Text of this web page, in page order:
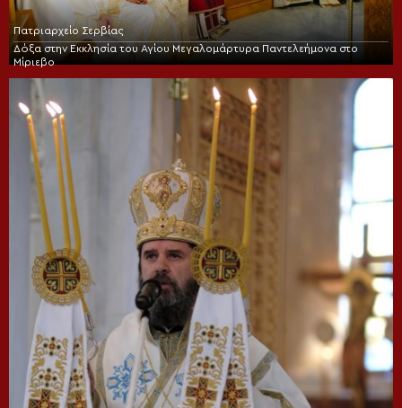
Πατριαρχείο Σερβίας
Δόξα στην Εκκλησία του Αγίου Μεγαλομάρτυρα Παντελεήμονα στο
Μίριεβο